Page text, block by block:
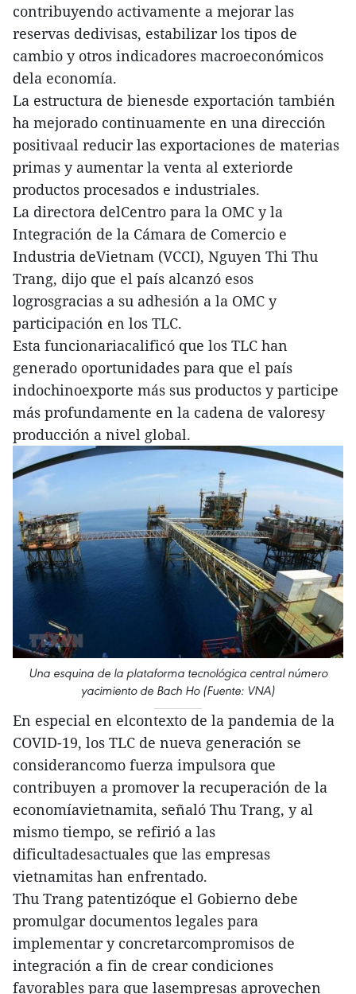
contribuyendo activamente a mejorar las
reservas dedivisas, estabilizar los tipos de
cambio y otros indicadores macroeconómicos
dela economía.
La estructura de bienesde exportación también
ha mejorado continuamente en una dirección
positivaal reducir las exportaciones de materias
primas y aumentar la venta al exteriorde
productos procesados e industriales.
La directora delCentro para la OMC y la
Integración de la Cámara de Comercio e
Industria deVietnam (VCCI), Nguyen Thi Thu
Trang, dijo que el país alcanzó esos
logrosgracias a su adhesión a la OMC y
participación en los TLC.
Esta funcionariacalificó que los TLC han
generado oportunidades para que el país
indochinoexporte más sus productos y participe
más profundamente en la cadena de valoresy
producción a nivel global.
Una esquina de la plataforma tecnológica central número
yacimiento de Bach Ho (Fuente: VNA)
En especial en elcontexto de la pandemia de la
COVID-19, los TLC de nueva generación se
considerancomo fuerza impulsora que
contribuyen a promover la recuperación de la
economíavietnamita, señaló Thu Trang, y al
mismo tiempo, se refirió a las
dificultadesactuales que las empresas
vietnamitas han enfrentado.
Thu Trang patentizóque el Gobierno debe
promulgar documentos legales para
implementar y concretarcompromisos de
integración a fin de crear condiciones
favorables para que lasempresas aprovechen